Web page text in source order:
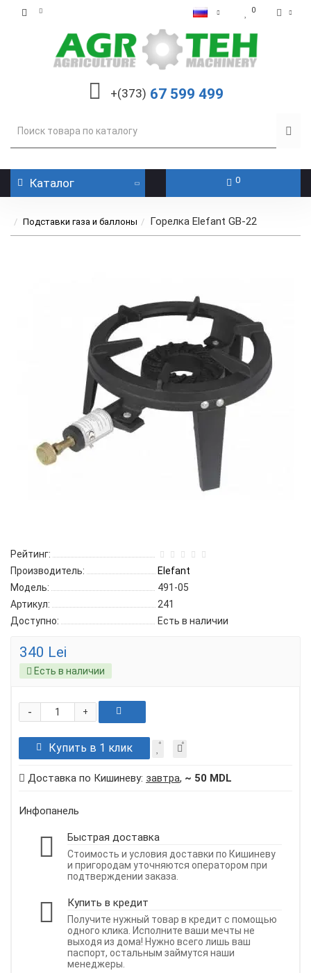
0
+(373) 67 599 499
Каталог 0
Подставки газа и баллоны Горелка Elefant GB-22
Рейтинг:
Производитель:
Elefant
Модель:
491-05
Артикул:
241
Доступно:
Есть в наличии
340 Lei
Есть в наличии
+
-
Купить в 1 клик
Доставка по Кишиневу: завтра, ~ 50 MDL
Инфопанель
Быстрая доставка
Стоимость и условия доставки по Кишиневу
и пригородам уточняются оператором при
подтверждении заказа.
Купить в кредит
Получите нужный товар в кредит с помощью
одного клика. Исполните ваши мечты не
выходя из дома! Нужно всего лишь ваш
паспорт, остальным займутся наши
менеджеры.